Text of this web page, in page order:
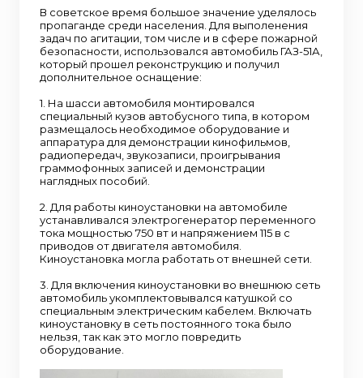
наглядных пособий.2. Для работы
киноустановки на автомобиле
устанавливался электрогенератор
переменного тока мощностью 750 вт и
напряжением 115 в с приводов от двигателя
автомобиля. Киноустановка могла работать
от внешней сети.3. Для включения
киноустановки во внешнюю сеть автомобиль
укомплектовывался катушкой со
специальным электрическим кабелем.
Включать киноустановку в сеть постоянного
тока было нельзя, так как это могло
повредить оборудование. Для
осуществления профилактической работы на
местах: на предприятиях, в колхозах, в местах
проживания жителей, особенно в сельской
местности, инструкторы по пожарной
безопасности использовали агитационный
автомобиль, где все было под рукой, и
организовывали проведение лекций и бесед,
а также демонстрировали фильмы на
противопожарные темы. Маленький трудяга
ГАЗ-51А пользовался поистине всенародной
любовью. Что только не преревозили на этих
юрких машинах. Красочные фургоны ГАЗ-51А
были одними из первых примеров
брендирования и рекламы в СССР. Источник
Музей "Пожарная Охрана Симбирска-
Ульяновска"
В советское время большое значение уделялось
пропаганде среди населения. Для выполенения
задач по агитации, том числе и в сфере пожарной
безопасности, использовался автомобиль ГАЗ-51А,
который прошел реконструкцию и получил
дополнительное оснащение:
1. На шасси автомобиля монтировался
специальный кузов автобусного типа, в котором
размещалось необходимое оборудование и
аппаратура для демонстрации кинофильмов,
радиопередач, звукозаписи, проигрывания
граммофонных записей и демонстрации
наглядных пособий.
2. Для работы киноустановки на автомобиле
устанавливался электрогенератор переменного
тока мощностью 750 вт и напряжением 115 в с
приводов от двигателя автомобиля.
Киноустановка могла работать от внешней сети.
3. Для включения киноустановки во внешнюю сеть
автомобиль укомплектовывался катушкой со
специальным электрическим кабелем. Включать
киноустановку в сеть постоянного тока было
нельзя, так как это могло повредить
оборудование.